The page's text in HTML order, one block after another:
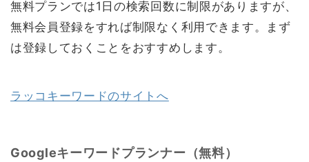
無料プランでは1日の検索回数に制限がありますが、
無料会員登録をすれば制限なく利用できます。まず
は登録しておくことをおすすめします。
ラッコキーワードのサイトへ
Googleキーワードプランナー（無料）